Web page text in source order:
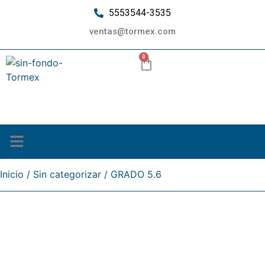
5553544-3535
ventas@tormex.com
0
Inicio / Sin categorizar / GRADO 5.6